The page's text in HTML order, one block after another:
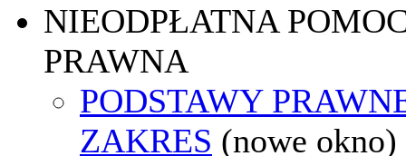
NIEODPŁATNA
PRAWNA
PODSTAWY
ZAKRES (nowe okno)